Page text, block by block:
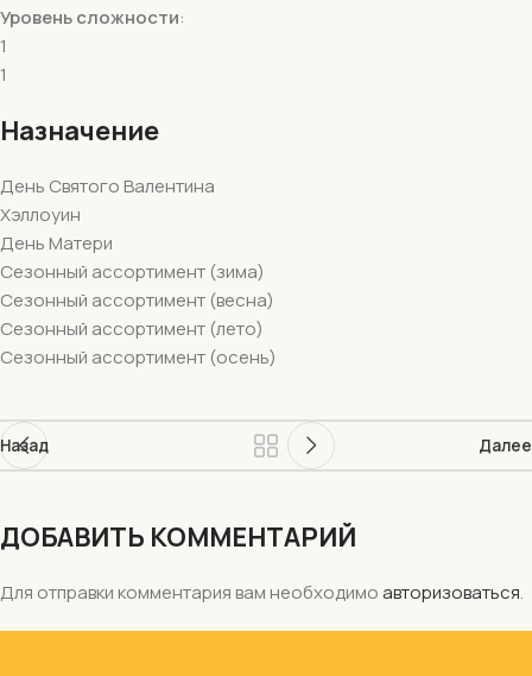
Уровень сложности:
1
1
Назначение
День Святого Валентина
Хэллоуин
День Матери
Сезонный ассортимент (зима)
Сезонный ассортимент (весна)
Сезонный ассортимент (лето)
Сезонный ассортимент (осень)
Назад Далее
ДОБАВИТЬ КОММЕНТАРИЙ
Для отправки комментария вам необходимоавторизоваться.